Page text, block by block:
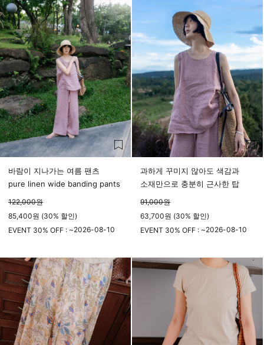
바람이 지나가는 여름 팬츠
pure linen wide banding pants
122,000원
85,400원 (30% 할인)
EVENT 30% OFF : ~2026-08-10
과하게 꾸미지 않아도 색감과
소재만으로 충분히 근사한 탑
91,000원
63,700원 (30% 할인)
EVENT 30% OFF : ~2026-08-10